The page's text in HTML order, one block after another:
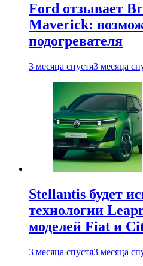
Ford отзывает
Maverick:
подогревателя
3 месяца спустя3 месяца
Stellantis будет
технологии
моделей Fiat и
3 месяца спустя3 месяца